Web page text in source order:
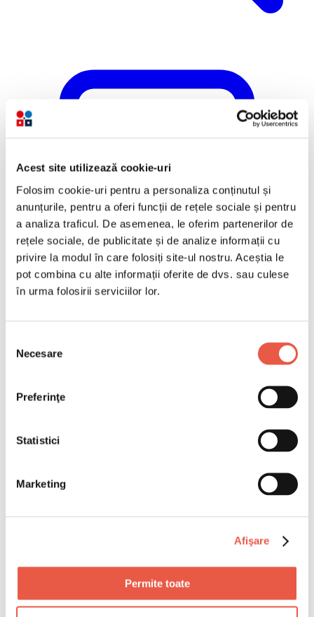
Acest site utilizează cookie-uri
Folosim cookie-uri pentru a personaliza conținutul și
anunțurile, pentru a oferi funcții de rețele sociale și pentru
a analiza traficul. De asemenea, le oferim partenerilor de
rețele sociale, de publicitate și de analize informații cu
privire la modul în care folosiți site-ul nostru. Aceștia le
pot combina cu alte informații oferite de dvs. sau culese
în urma folosirii serviciilor lor.
consimțământului
Necesare
Preferinţe
Statistici
Marketing
Afişare
Permite toate